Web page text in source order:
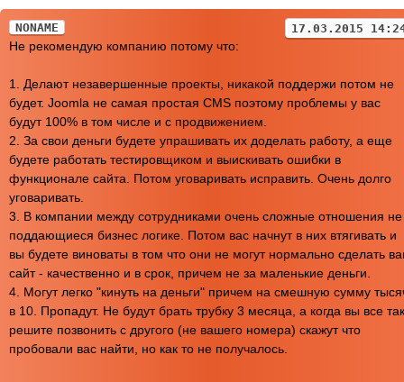
NONAME 17.03.2015
Не рекомендую компанию потому что:
1. Делают незавершенные проекты, никакой поддержи потом не
будет. Joomla не самая простая CMS поэтому проблемы у вас
будут 100% в том числе и с продвижением.
2. За свои деньги будете упрашивать их доделать работу, а еще
будете работать тестировщиком и выискивать ошибки в
функционале сайта. Потом уговаривать исправить. Очень долго
уговаривать.
3. В компании между сотрудниками очень сложные отношения не
поддающиеся бизнес логике. Потом вас начнут в них втягивать и
вы будете виноваты в том что они не могут нормально сделать
сайт - качественно и в срок, причем не за маленькие деньги.
4. Могут легко "кинуть на деньги" причем на смешную сумму
в 10. Пропадут. Не будут брать трубку 3 месяца, а когда вы все
решите позвонить с другого (не вашего номера) скажут что
пробовали вас найти, но как то не получалось.